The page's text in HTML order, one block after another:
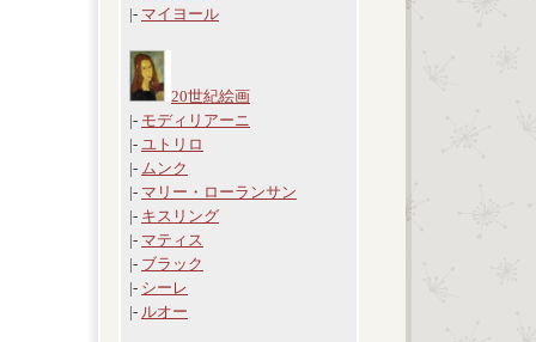
|- マイヨール
20世紀絵画
|- モディリアーニ
|- ユトリロ
|- ムンク
|- マリー・ローランサン
|- キスリング
|- マティス
|- ブラック
|- シーレ
|- ルオー